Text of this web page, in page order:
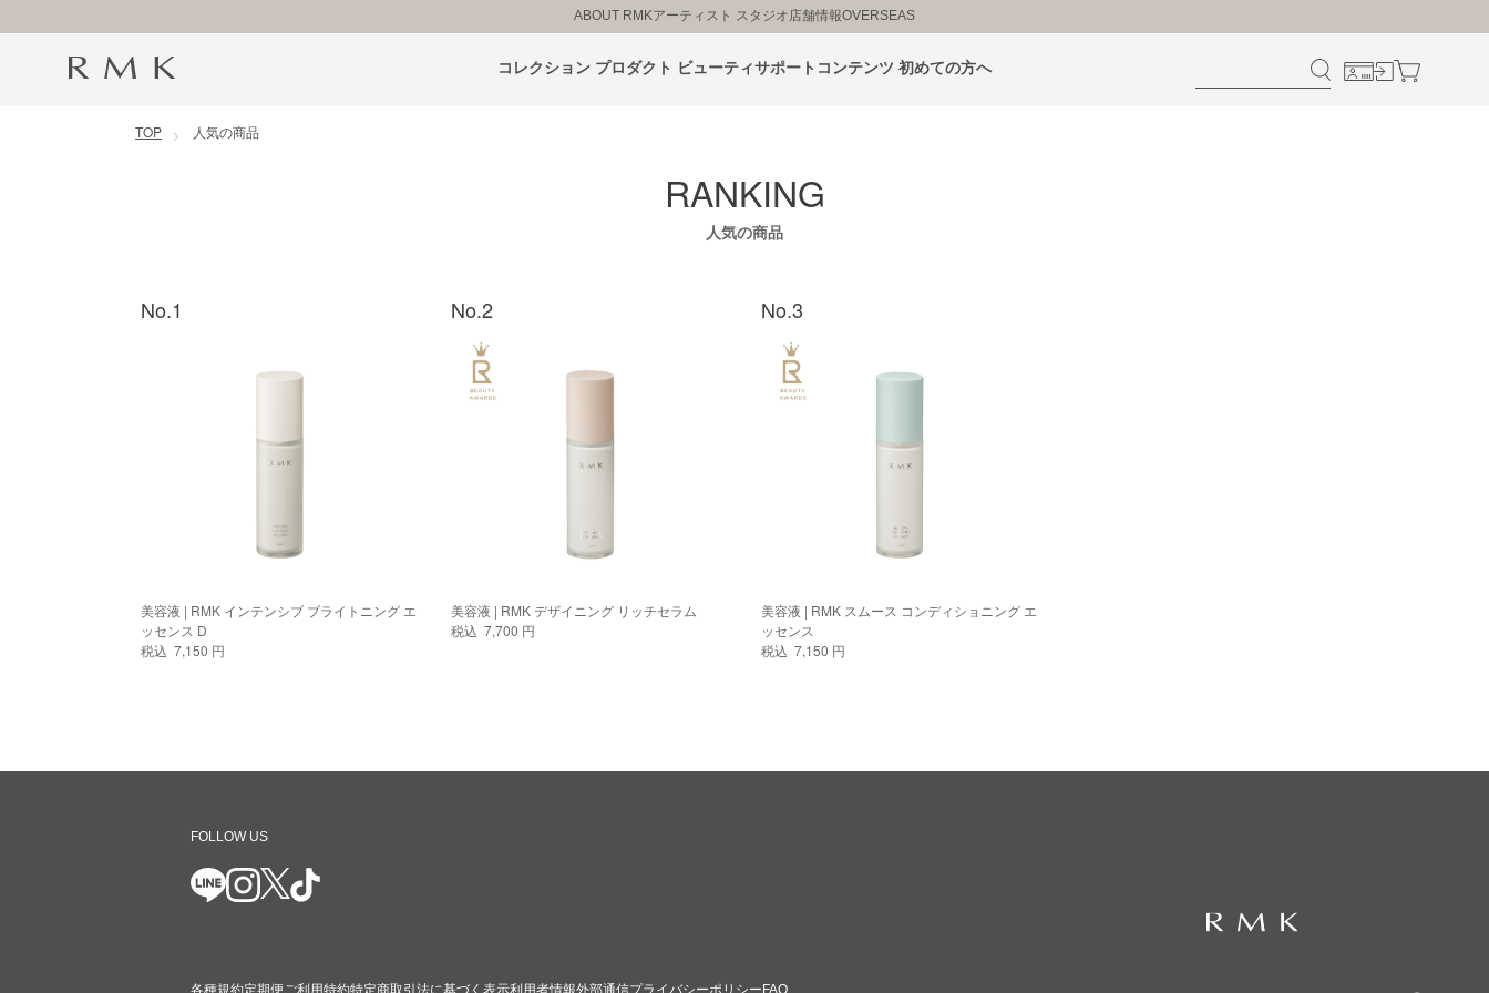
コンテンツに移動
ABOUT RMKアーティスト スタジオ店舗情報OVERSEAS
コレクション プロダクト ビューティサポートコンテンツ 初めての方へ
TOP 人気の商品
RANKING
人気の商品
No.1
美容液 | RMK インテンシブ ブライトニング エ
ッセンス D
税込 7,150 円
No.2
美容液 | RMK デザイニング リッチセラム
税込 7,700 円
No.3
美容液 | RMK スムース コンディショニング エ
ッセンス
税込 7,150 円
FOLLOW US
各種規約定期便ご利用特約特定商取引法に基づく表示利用者情報外部通信プライバシーポリシーFAQ